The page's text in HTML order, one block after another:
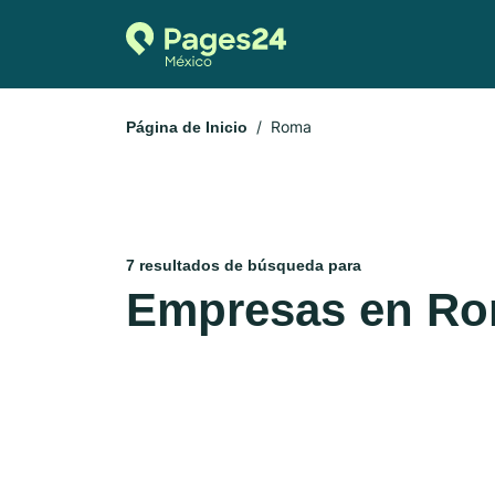
Página de Inicio Roma
7 resultados de búsqueda para
Empresas en